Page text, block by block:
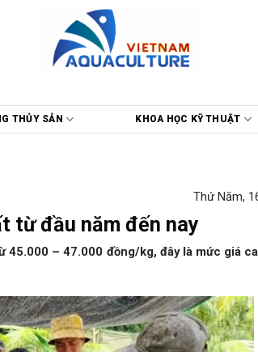
THỦY SẢN KHOA HỌC KỸ THUẬT
Thứ Năm,
từ đầu năm đến nay
– 47.000 đồng/kg, đây là mức giá